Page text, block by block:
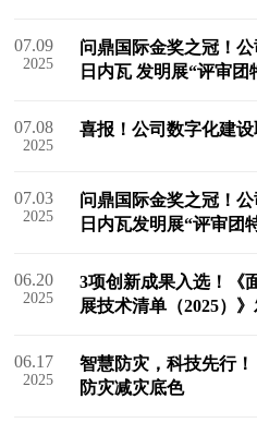
07.09
2025
问鼎国际金奖之冠！
日内瓦 发明展“评审团
07.08
2025
喜报！公司数字化建
07.03
2025
问鼎国际金奖之冠！
日内瓦发明展“评审团
06.20
2025
3项创新成果入选！《
展技术清单（2025）
06.17
2025
智慧防灾，科技先行
防灾减灾底色